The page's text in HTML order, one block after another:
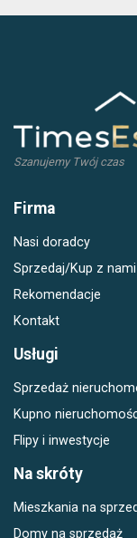
Szanujemy Twój czas
Firma
Nasi doradcy
Sprzedaj/Kup z nami
Rekomendacje
Kontakt
Usługi
Sprzedaż
Kupno
Flipy i inwestycje
Na skróty
Mieszkania na
Domy na sprzedaż